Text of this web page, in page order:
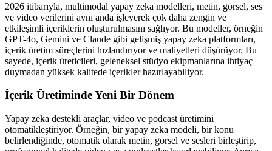
2026 itibarıyla, multimodal yapay zeka modelleri, metin, görsel, ses
ve video verilerini aynı anda işleyerek çok daha zengin ve
etkileşimli içeriklerin oluşturulmasını sağlıyor. Bu modeller, örneğin
GPT-4o, Gemini ve Claude gibi gelişmiş yapay zeka platformları,
içerik üretim süreçlerini hızlandırıyor ve maliyetleri düşürüyor. Bu
sayede, içerik üreticileri, geleneksel stüdyo ekipmanlarına ihtiyaç
duymadan yüksek kalitede içerikler hazırlayabiliyor.
İçerik Üretiminde Yeni Bir Dönem
Yapay zeka destekli araçlar, video ve podcast üretimini
otomatikleştiriyor. Örneğin, bir yapay zeka modeli, bir konu
belirlendiğinde, otomatik olarak metin, görsel ve sesleri birleştirip,